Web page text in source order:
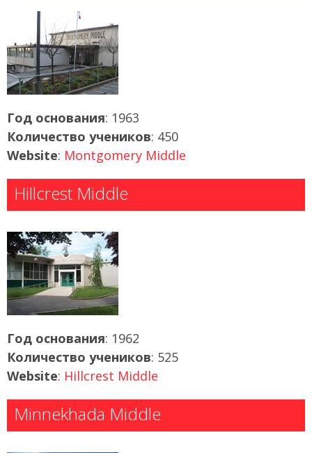
Год основания: 1963
Количество учеников: 450
Website: Montgomery Middle
Hillcrest Middle
Год основания: 1962
Количество учеников: 525
Website: Hillcrest Middle
Minnekhada Middle